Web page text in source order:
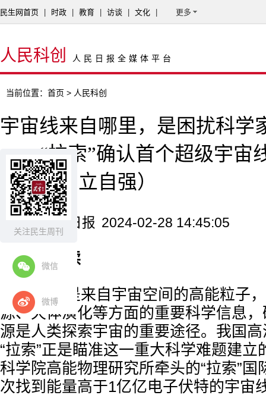
关注民生周刊
微信
微博
民生网首页 时政 教育 访谈 文化 更多
人民科创 人民日报全媒体平台
当前位置： 首页 > 人民科创
宇宙线来自哪里，是困扰科学
——“拉索”确认首个超级宇宙
（科技自立自强）
来源：人民日报 2024-02-28 14:45:05
核心阅读
宇宙线是来自宇宙空间的高能粒子
源、天体演化等方面的重要科学信息
源是人类探索宇宙的重要途径。我国
“拉索”正是瞄准这一重大科学难题建立
科学院高能物理研究所牵头的“拉索”国
次找到能量高于1亿亿电子伏特的宇宙